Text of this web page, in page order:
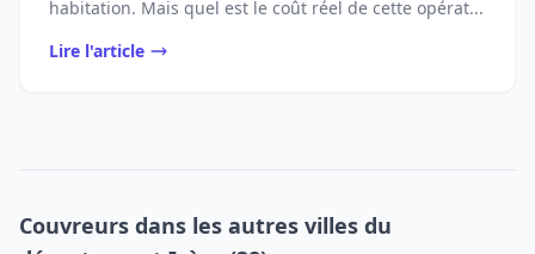
habitation. Mais quel est le coût réel de cette opérat...
Lire l'article
Couvreurs dans les autres villes du